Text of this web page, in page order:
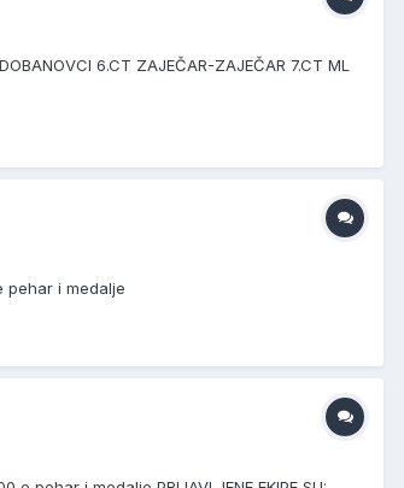
6.CT ZAJEČAR-ZAJEČAR 7.CT ML
pehar i medalje